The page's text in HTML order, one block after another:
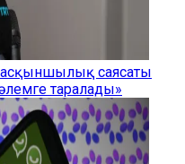
саясаты
таралады»